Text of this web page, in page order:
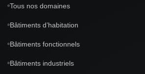
Tous nos domaines
Bâtiments d’habitation
Bâtiments fonctionnels
Bâtiments industriels